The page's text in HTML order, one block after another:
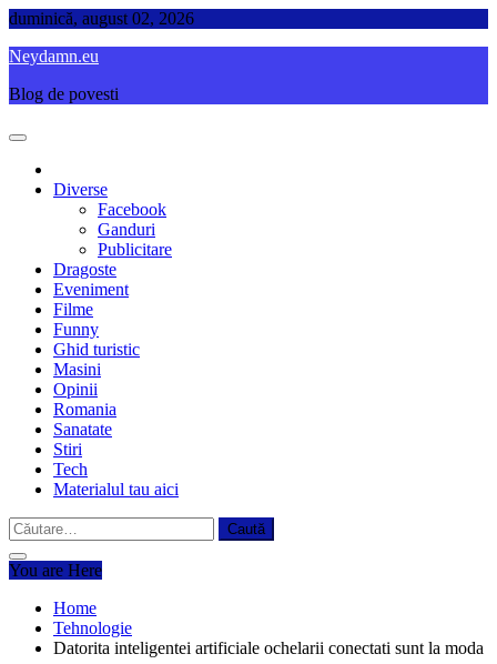
Skip
content
duminică, august 02, 2026
Neydamn.eu
Blog de povesti
Diverse
Facebook
Ganduri
Publicitare
Dragoste
Eveniment
Filme
Funny
Ghid turistic
Masini
Opinii
Romania
Sanatate
Stiri
Tech
Materialul tau aici
Caută
după:
You are Here
Home
Tehnologie
Datorita inteligentei artificiale ochelarii conectati sunt la moda